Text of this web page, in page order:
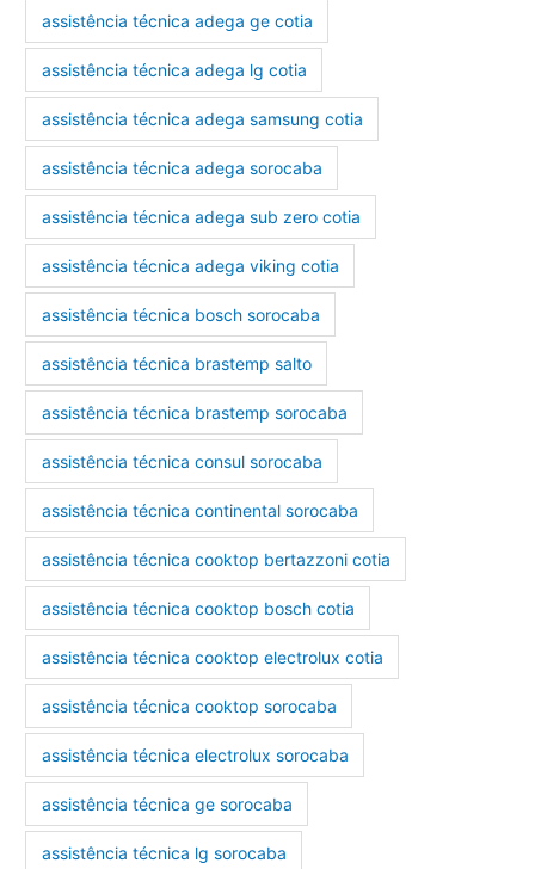
assistência técnica adega ge cotia
assistência técnica adega lg cotia
assistência técnica adega samsung cotia
assistência técnica adega sorocaba
assistência técnica adega sub zero cotia
assistência técnica adega viking cotia
assistência técnica bosch sorocaba
assistência técnica brastemp salto
assistência técnica brastemp sorocaba
assistência técnica consul sorocaba
assistência técnica continental sorocaba
assistência técnica cooktop bertazzoni cotia
assistência técnica cooktop bosch cotia
assistência técnica cooktop electrolux cotia
assistência técnica cooktop sorocaba
assistência técnica electrolux sorocaba
assistência técnica ge sorocaba
assistência técnica lg sorocaba